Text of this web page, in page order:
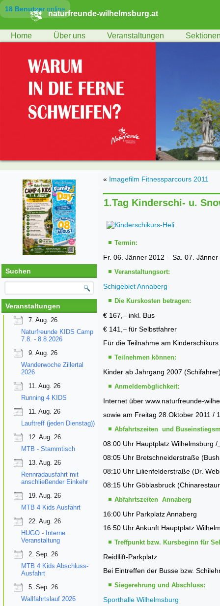
18 Benutzeronline
naturfreunde-wilhelmsburg.at
Home Über uns Veranstaltungen
Suchen
Veranstaltungen
7. Aug. 26
Naturfreunde KIDS Camp
7.8. - 8.8.2026
9. Aug. 26
Wanderwoche Zillertal
2026
11. Aug. 26
Running 4 KIDS
11. Aug. 26
Lauftreff (jeden Dienstag))
12. Aug. 26
MTB - Stammtisch
13. Aug. 26
Rennradausfahrt mit
anschließender Einkehr
19. Aug. 26
MTB 4 Kids Ausfahrt
22. Aug. 26
HUGO - Interne
Veranstaltung
2. Sep. 26
MTB 4 Kids Abschluss-
Ausfahrt
5. Sep. 26
Wallfahrtslauf 2026
« Imagefilm Fitnessparcours 2011
1.Tag Kinderschi- u.
Termin:
Fr. 06. Jänner 2012 – Sa. 07.
Veranstaltungsort:
Schigebiet Annaberg
Die Kurskosten betragen:
€ 167,– inkl. Bus
€ 141,– für Selbstfahrer
Für die Teilnahme am
Teilnehmen können:
Kinder ab Jahrgang 2007
Anmeldemöglichkeit:
Internet über www.naturfreunde-
sowie am Freitag 28.Oktober 2011 /
Abfahrtszeiten und
08:00 Uhr Hauptplatz Wilhelmsburg /
08:05 Uhr Bretschneiderstraße
08:10 Uhr Lilienfelderstraße (Dr.
08:15 Uhr Göblasbruck
Abfahrtszeiten Annaberg
16:00 Uhr Parkplatz Annaberg
16:50 Uhr Ankunft Hauptplatz
Treffpunkt bzw. Kursbeginn für
Reidllift-Parkplatz
Bei Eintreffen der Busse bzw.
Siegerehrung und Abschluss:
Sporthalle Wilhelmsburg